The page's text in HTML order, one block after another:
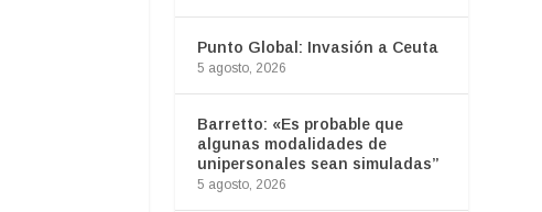
Punto Global: Invasión a Ceuta
5 agosto, 2026
Barretto: «Es probable que
algunas modalidades de
unipersonales sean simuladas”
5 agosto, 2026